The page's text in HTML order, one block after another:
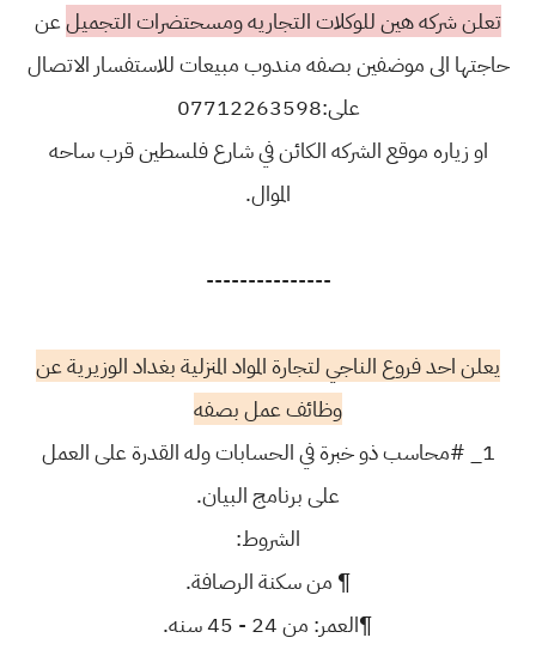
تعلن شركه هين للوكلات التجاريه ومسحتضرات التجميلعن
حاجتها الى موضفين بصفه مندوب مبيعات للاستفسار الاتصال
على:07712263598
او زياره موقع الشركه الكائن في شارع فلسطين قرب ساحه
الموال.
---------------
يعلن احد فروع الناجي لتجارة المواد المنزلية بغداد الوزيرية عن
وظائف عمل بصفه
1_ #محاسب ذو خبرة في الحسابات وله القدرة على العمل
على برنامج البيان.
الشروط:
¶ من سكنة الرصافة.
¶العمر: من 24 - 45 سنه.